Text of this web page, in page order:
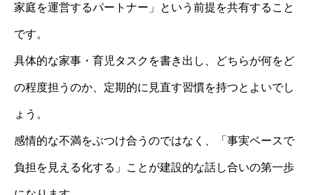
家庭を運営するパートナー」という前提を共有すること
です。
具体的な家事・育児タスクを書き出し、どちらが何をど
の程度担うのか、定期的に見直す習慣を持つとよいでし
ょう。
感情的な不満をぶつけ合うのではなく、「事実ベースで
負担を見える化する」ことが建設的な話し合いの第一歩